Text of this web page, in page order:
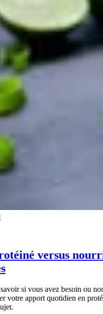
versus
si vous avez besoin ou
votre apport quotidien en